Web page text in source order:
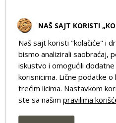
Radna obuća
NAŠ SAJT KORISTI
Naš sajt koristi "kolačiće" i
bismo analizirali saobraćaj,
iskustvo i omogućili
korisnicima. Lične podatke
trećim licima. Nastavkom
ste sa našimpravilima